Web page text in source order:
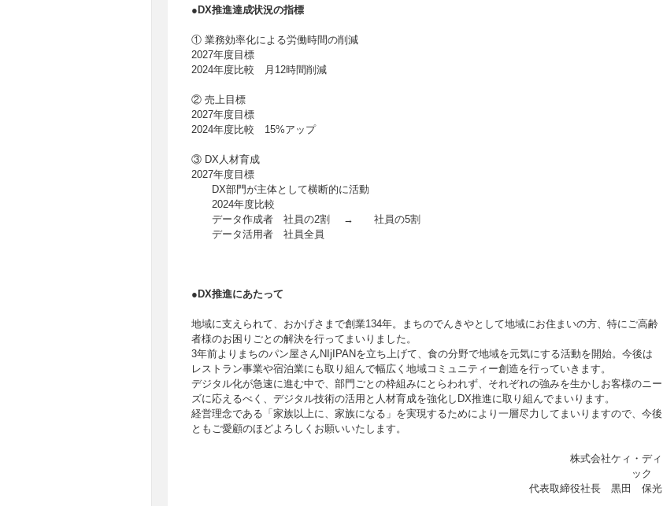
●DX推進達成状況の指標
① 業務効率化による労働時間の削減
2027年度目標
2024年度比較 月12時間削減
② 売上目標
2027年度目標
2024年度比較 15%アップ
③ DX人材育成
2027年度目標
DX部門が主体として横断的に活動
2024年度比較
データ作成者 社員の2割 → 社員の5割
データ活用者 社員全員
●DX推進にあたって
地域に支えられて、おかげさまで創業134年。まちのでんきやとして地域にお住まいの方、特にご高齢
者様のお困りごとの解決を行ってまいりました。
3年前よりまちのパン屋さんNIjIPANを立ち上げて、食の分野で地域を元気にする活動を開始。今後は
レストラン事業や宿泊業にも取り組んで幅広く地域コミュニティー創造を行っていきます。
デジタル化が急速に進む中で、部門ごとの枠組みにとらわれず、それぞれの強みを生かしお客様のニー
ズに応えるべく、デジタル技術の活用と人材育成を強化しDX推進に取り組んでまいります。
経営理念である「家族以上に、家族になる」を実現するためにより一層尽力してまいりますので、今後
ともご愛顧のほどよろしくお願いいたします。
株式会社ケィ・ディ
ック
代表取締役社長 黒田 保光